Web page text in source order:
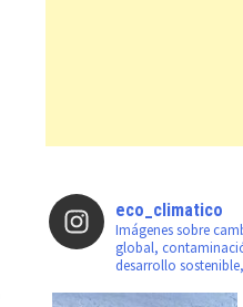
eco_climatico
Imágenes sobre
global,
desarrollo